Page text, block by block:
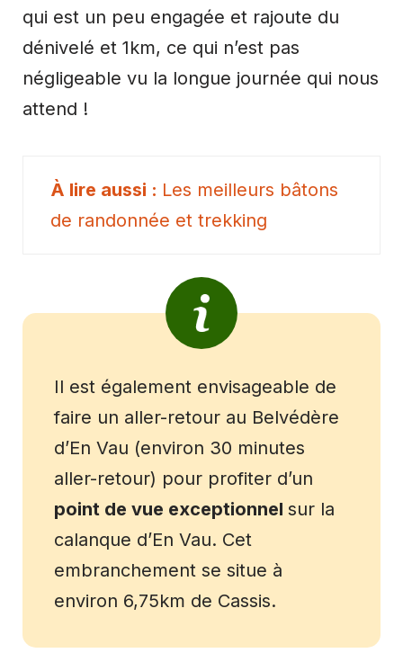
qui est un peu engagée et rajoute du
dénivelé et 1km, ce qui n’est pas
négligeable vu la longue journée qui nous
attend !
Les meilleurs bâtons
de randonnée et trekking
Il est également envisageable de
faire un aller-retour au Belvédère
d’En Vau (environ 30 minutes
aller-retour) pour profiter d’un
point de vue exceptionnel sur la
calanque d’En Vau. Cet
embranchement se situe à
environ 6,75km de Cassis.